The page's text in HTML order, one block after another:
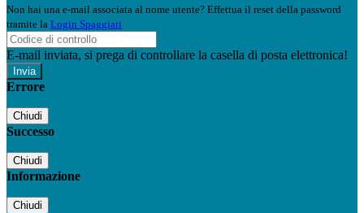
Non hai una e-mail associata al nome utente? Effettua il reset della password
tramite la Login Spaggiari
E-mail inviata, si prega di controllare la casella di posta elettronica!
Errore
Chiudi
Successo
Chiudi
Informazione
Chiudi